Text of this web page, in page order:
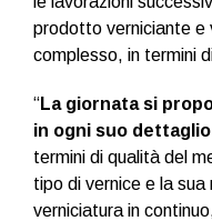
prodotto verniciante e
complesso, in termini
“La giornata si
in ogni suo dettaglio
termini di qualità del
tipo di vernice e la sua
verniciatura in